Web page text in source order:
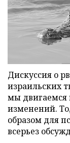
Дискуссия о
израильских
мы двигаемся
изменений.
образом для
всерьез